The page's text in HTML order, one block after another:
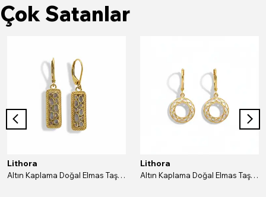
Çok Satanlar
Lithora
Altın Kaplama Doğal Elmas Taşlı Dikdörtgen Gümüş Küpe
Lithora
Altın Kaplama Doğal Elmas Taşlı Yuvarlak Gümüş Küpe